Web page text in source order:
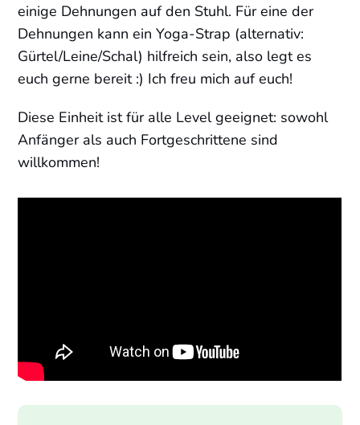
einige Dehnungen auf den Stuhl. Für eine der
Dehnungen kann ein Yoga-Strap (alternativ:
Gürtel/Leine/Schal) hilfreich sein, also legt es
euch gerne bereit :) Ich freu mich auf euch!
Diese Einheit ist für alle Level geeignet: sowohl
Anfänger als auch Fortgeschrittene sind
willkommen!